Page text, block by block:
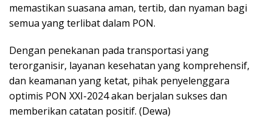
memastikan suasana aman, tertib, dan nyaman bagi
semua yang terlibat dalam PON.
Dengan penekanan pada transportasi yang
terorganisir, layanan kesehatan yang komprehensif,
dan keamanan yang ketat, pihak penyelenggara
optimis PON XXI-2024 akan berjalan sukses dan
memberikan catatan positif. (Dewa)